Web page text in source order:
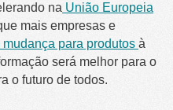
na União Europeia
mais empresas e
mudança para produtos à
será melhor para o
o futuro de todos.